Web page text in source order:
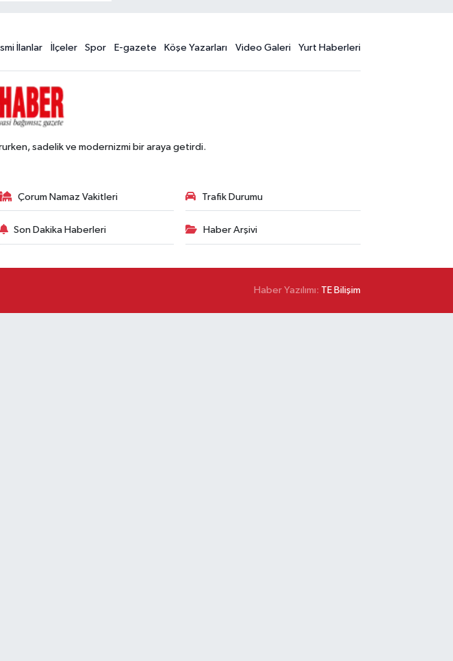
İlanlar İlçeler Spor E-gazete Köşe Yazarları Video Galeri Yurt Haberleri
sadelik ve modernizmi bir araya getirdi.
Çorum Namaz Vakitleri Trafik Durumu
Son Dakika Haberleri Haber Arşivi
Haber Yazılımı: TE Bilişim